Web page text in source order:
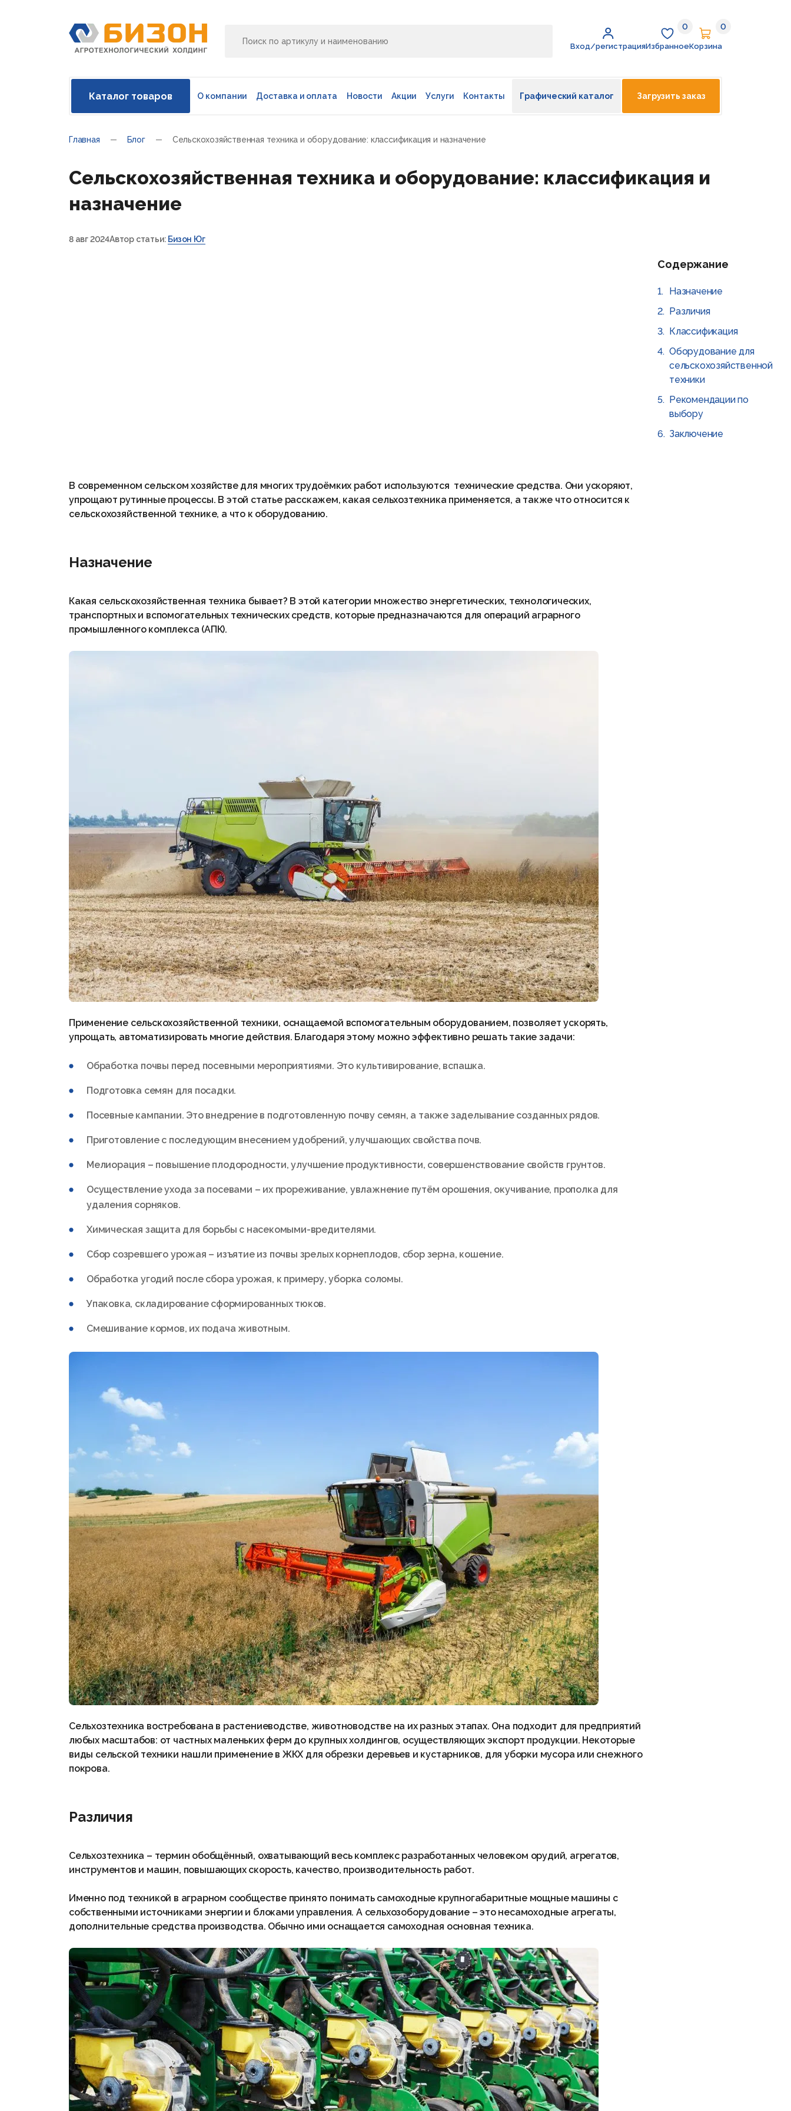
Вход/регистрация
Избранное
0
Избранное
Корзина
0
Корзина
Каталог товаров О компании Доставка и оплата Новости Акции Услуги Контакты Графический каталог Загрузить заказ
Главная Блог Сельскохозяйственная техника и оборудование: классификация и назначение
Сельскохозяйственная техника и оборудование: классификация и
назначение
8 авг 2024Автор статьи: Бизон Юг
Содержание
Назначение
Различия
Классификация
Оборудование для
сельскохозяйственной
техники
Рекомендации по
выбору
Заключение
В современном сельском хозяйстве для многих трудоёмких работ используются технические средства. Они ускоряют,
упрощают рутинные процессы. В этой статье расскажем, какая сельхозтехника применяется, а также что относится к
сельскохозяйственной технике, а что к оборудованию.
Назначение
Какая сельскохозяйственная техника бывает? В этой категории множество энергетических, технологических,
транспортных и вспомогательных технических средств, которые предназначаются для операций аграрного
промышленного комплекса (АПК).
Применение сельскохозяйственной техники, оснащаемой вспомогательным оборудованием, позволяет ускорять,
упрощать, автоматизировать многие действия. Благодаря этому можно эффективно решать такие задачи:
Обработка почвы перед посевными мероприятиями. Это культивирование, вспашка.
Подготовка семян для посадки.
Посевные кампании. Это внедрение в подготовленную почву семян, а также заделывание созданных рядов.
Приготовление с последующим внесением удобрений, улучшающих свойства почв.
Мелиорация – повышение плодородности, улучшение продуктивности, совершенствование свойств грунтов.
Осуществление ухода за посевами – их прореживание, увлажнение путём орошения, окучивание, прополка для
удаления сорняков.
Химическая защита для борьбы с насекомыми-вредителями.
Сбор созревшего урожая – изъятие из почвы зрелых корнеплодов, сбор зерна, кошение.
Обработка угодий после сбора урожая, к примеру, уборка соломы.
Упаковка, складирование сформированных тюков.
Смешивание кормов, их подача животным.
Сельхозтехника востребована в растениеводстве, животноводстве на их разных этапах. Она подходит для предприятий
любых масштабов: от частных маленьких ферм до крупных холдингов, осуществляющих экспорт продукции. Некоторые
виды сельской техники нашли применение в ЖКХ для обрезки деревьев и кустарников, для уборки мусора или снежного
покрова.
Различия
Сельхозтехника – термин обобщённый, охватывающий весь комплекс разработанных человеком орудий, агрегатов,
инструментов и машин, повышающих скорость, качество, производительность работ.
Именно под техникой в аграрном сообществе принято понимать самоходные крупногабаритные мощные машины с
собственными источниками энергии и блоками управления. А сельхозоборудование – это несамоходные агрегаты,
дополнительные средства производства. Обычно ими оснащается самоходная основная техника.